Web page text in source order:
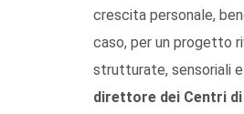
crescita personale,
caso, per un progetto
strutturate, sensoriali
direttore dei Centri di